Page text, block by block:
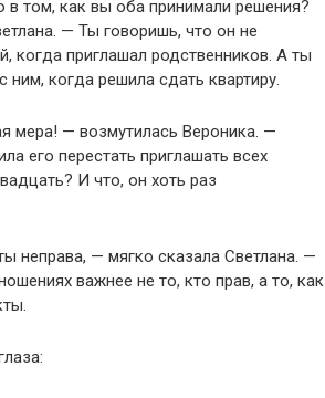
том, как вы оба принимали решения?
— Ты говоришь, что он не
когда приглашал родственников. А ты
ним, когда решила сдать квартиру.
мера! — возмутилась Вероника. —
его перестать приглашать всех
И что, он хоть раз
неправа, — мягко сказала Светлана. —
важнее не то, кто прав, а то, как